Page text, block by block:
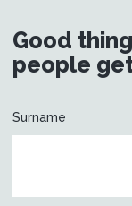
Good
people
Surname